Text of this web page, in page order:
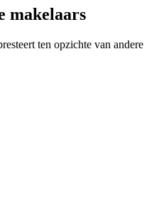
makelaars
ten opzichte van andere